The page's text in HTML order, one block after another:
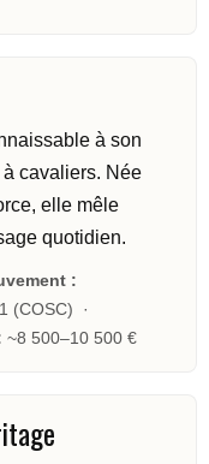
à son
cavaliers. Née
elle mêle
quotidien.
:
(COSC) ·
~8 500–10 500 €